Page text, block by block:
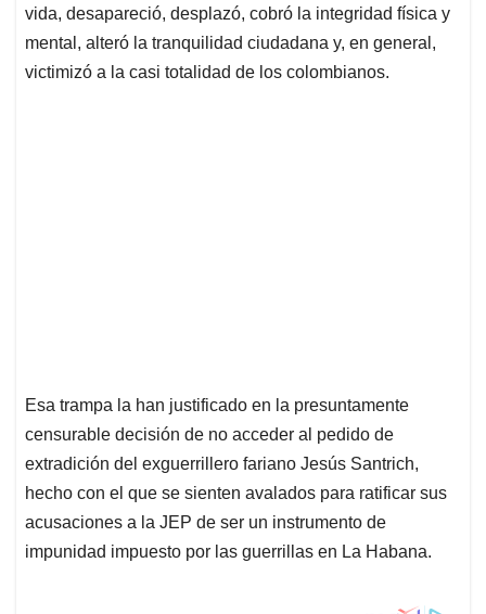
vida, desapareció, desplazó, cobró la integridad física y
mental, alteró la tranquilidad ciudadana y, en general,
victimizó a la casi totalidad de los colombianos.
Esa trampa la han justificado en la presuntamente
censurable decisión de no acceder al pedido de
extradición del exguerrillero fariano Jesús Santrich,
hecho con el que se sienten avalados para ratificar sus
acusaciones a la JEP de ser un instrumento de
impunidad impuesto por las guerrillas en La Habana.